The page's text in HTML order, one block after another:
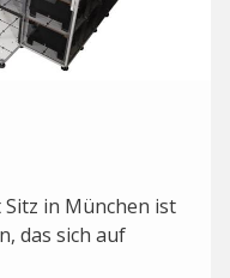
Sitz in München ist
das sich auf